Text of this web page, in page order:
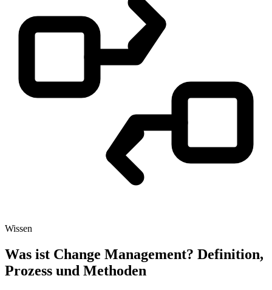
Wissen
Was ist Change Management? Definition,
Prozess und Methoden